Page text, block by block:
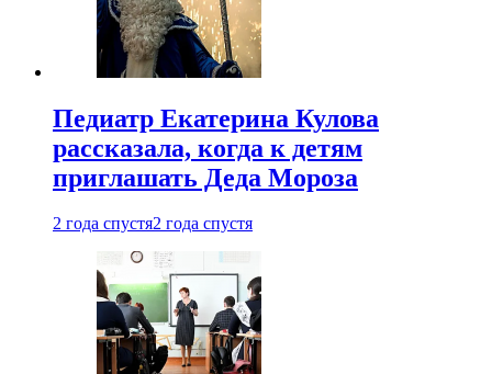
Педиатр Екатерина Кулова
рассказала, когда к детям
приглашать Деда Мороза
2 года спустя2 года спустя